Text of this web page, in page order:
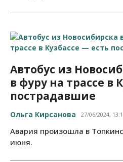
Автобус из
в фуру на трассе в
пострадавшие
Ольга Кирсанова 27/06/2024,
Авария произошла в
июня.